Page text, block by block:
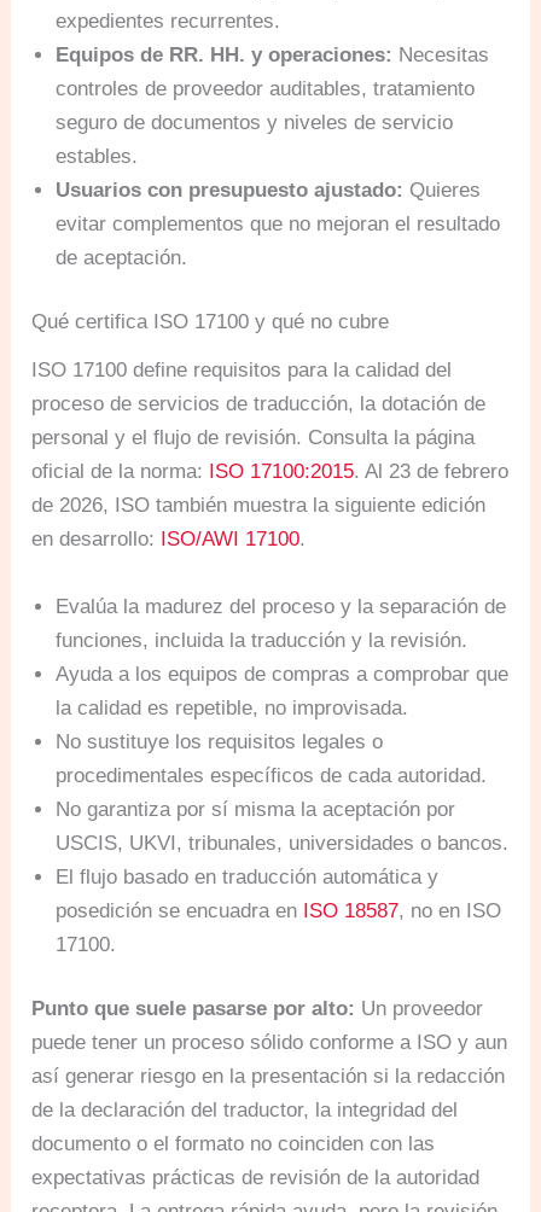
expedientes recurrentes.
Equipos de RR. HH. y operaciones: Necesitas
controles de proveedor auditables, tratamiento
seguro de documentos y niveles de servicio
estables.
Usuarios con presupuesto ajustado: Quieres
evitar complementos que no mejoran el resultado
de aceptación.
Qué certifica ISO 17100 y qué no cubre
ISO 17100 define requisitos para la calidad del
proceso de servicios de traducción, la dotación de
personal y el flujo de revisión. Consulta la página
oficial de la norma:
ISO 17100:2015. Al 23 de febrero
de 2026, ISO también muestra la siguiente edición
en desarrollo:
ISO/AWI 17100.
Evalúa la madurez del proceso y la separación de
funciones, incluida la traducción y la revisión.
Ayuda a los equipos de compras a comprobar que
la calidad es repetible, no improvisada.
No sustituye los requisitos legales o
procedimentales específicos de cada autoridad.
No garantiza por sí misma la aceptación por
USCIS, UKVI, tribunales, universidades o bancos.
El flujo basado en traducción automática y
posedición se encuadra en ISO 18587, no en ISO
17100.
Punto que suele pasarse por alto: Un proveedor
puede tener un proceso sólido conforme a ISO y aun
así generar riesgo en la presentación si la redacción
de la declaración del traductor, la integridad del
documento o el formato no coinciden con las
expectativas prácticas de revisión de la autoridad